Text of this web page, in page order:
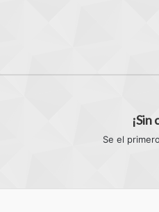
Se el